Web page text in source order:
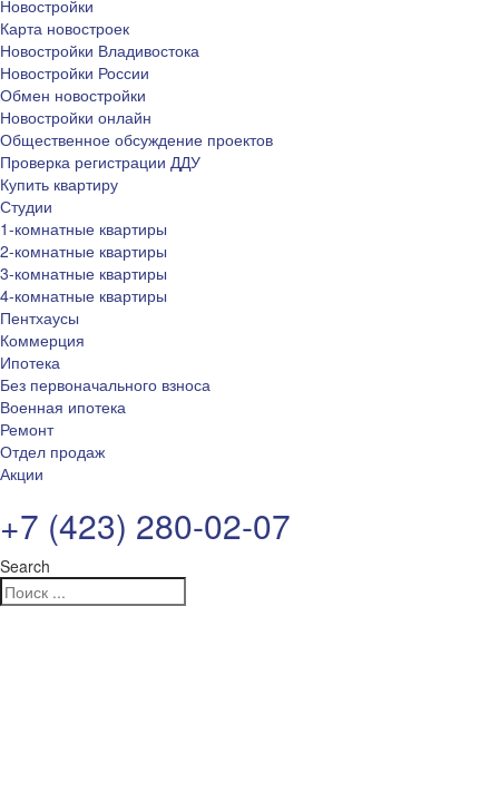
Новостройки
Карта новостроек
Новостройки Владивостока
Новостройки России
Обмен новостройки
Новостройки онлайн
Общественное обсуждение проектов
Проверка регистрации ДДУ
Купить квартиру
Студии
1-комнатные квартиры
2-комнатные квартиры
3-комнатные квартиры
4-комнатные квартиры
Пентхаусы
Коммерция
Ипотека
Без первоначального взноса
Военная ипотека
Ремонт
Отдел продаж
Акции
+7 (423) 280-02-07
Search